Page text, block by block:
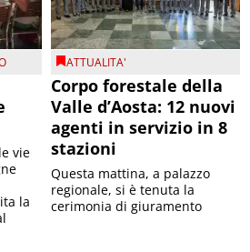
vie
la
ATTUALITA'
Corpo forestale della
Valle d’Aosta: 12 nuovi
agenti in servizio in 8
stazioni
Questa mattina, a palazzo
regionale, si è tenuta la
cerimonia di giuramento